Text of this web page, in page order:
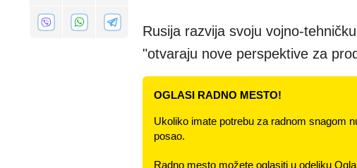
Rusija razvija svoju vojno-
"otvaraju nove perspektive za
OGLASI RADNO MESTO!
Ukoliko imate potrebu za radnom snagom
posao.
Radno mesto možete oglasiti u odeljku